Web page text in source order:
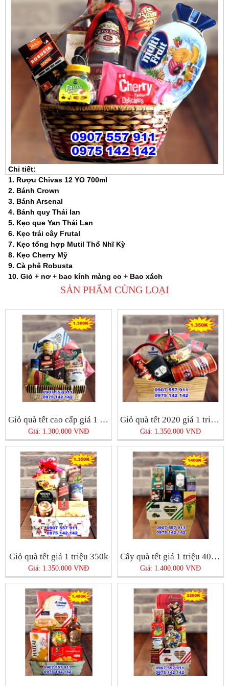
Chi tiết:
1. Rượu Chivas 12 YO 700ml
2. Bánh Crown
3. Bánh Arsenal
4. Bánh quy Thái lan
5. Kẹo que Yan Thái Lan
6. Kẹo trái cây Frutal
7. Kẹo tổng hợp Mutil Thổ Nhĩ Kỳ
8. Kẹo Cherry Mỹ
9. Cà phê Robusta
10. Giỏ + nơ + bao kính màng co + Bao xách
SẢN PHẨM CÙNG LOẠI
Giỏ quà tết cao cấp giá 1 triệu 300k
Giá: 1.300.000 VNĐ
Giỏ quà tết 2020 giá 1 triệu 350k
Giá: 1.350.000 VNĐ
Giỏ quà tết giá 1 triệu 350k
Giá: 1.350.000 VNĐ
Cây quà tết giá 1 triệu 400k siêu đẹp
Giá: 1.400.000 VNĐ